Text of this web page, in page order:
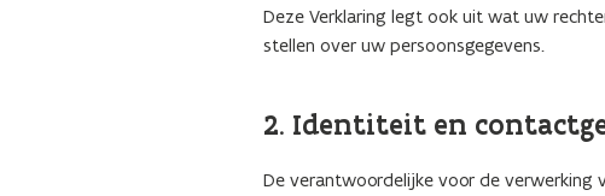
Deze Verklaring legt ook uit wat uw
stellen over uw persoonsgegevens.
2. Identiteit en
De verantwoordelijke voor de verwerking